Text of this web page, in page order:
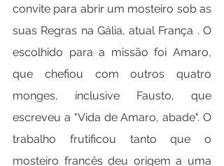
convite para abrir um mosteiro sob as
suas Regras na Gália, atual França . O
escolhido para a missão foi Amaro,
que chefiou com outros quatro
monges, inclusive Fausto, que
escreveu a "Vida de Amaro, abade". O
trabalho frutificou tanto que o
mosteiro francês deu origem a uma